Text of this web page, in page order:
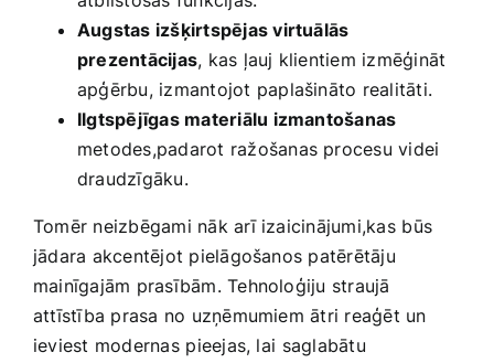
Augstas‍ izšķirtspējas virtuālās
‌prezentācijas, kas ļauj klientiem ‌izmēģināt
apģērbu, izmantojot paplašināto‌ realitāti.
Ilgtspējīgas materiālu izmantošanas
metodes,padarot ražošanas procesu videi
‍draudzīgāku.
Tomēr neizbēgami nāk arī izaicinājumi,kas⁣ būs⁣
jādara ​akcentējot pielāgošanos patērētāju​
mainīgajām prasībām. Tehnoloģiju straujā
attīstība prasa no uzņēmumiem ātri ‍reaģēt un
ieviest modernas ⁣pieejas, ‌lai⁤ saglabātu